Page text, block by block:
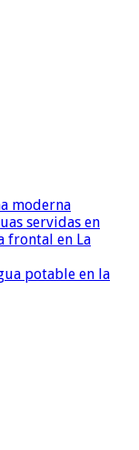
moderna
servidas en
frontal en La
potable en la